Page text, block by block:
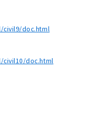
civil9/doc.html
doc.html